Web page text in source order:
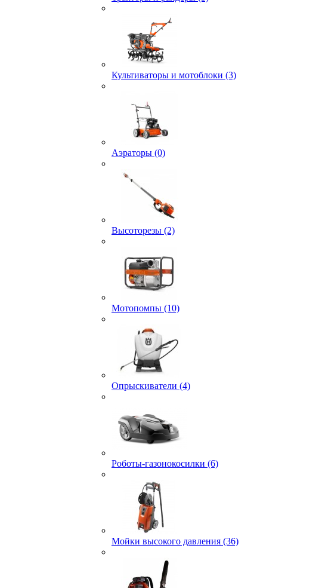
Культиваторы и мотоблоки (3)
Аэраторы (0)
Высоторезы (2)
Мотопомпы (10)
Опрыскиватели (4)
Роботы-газонокосилки (6)
Мойки высокого давления (36)